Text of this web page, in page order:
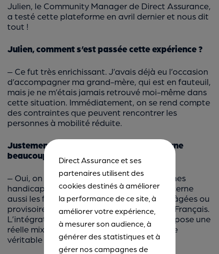
Julien, le Community Manager de Direct Assurance,
a testé cette plateforme en avril dernier et nous dit
tout !
Julien, comment s’est passée cette expérience ?
– Ce fut très enrichissant. J’avais déjà eu l’occasion
d’accompagner ma grand-mère, qui est en fauteuil,
mais je ne m’étais jamais retrouvé moi-même dans
cette situation. Immédiatement, on se rend compte
des contraintes que peuvent rencontrer les
personnes à mobilité réduite.
Justement, la mobilité réduite, ça concerne
beaucoup de monde…
– Oui, on pense naturellement aux personnes
handicapées. Mais la mobilité réduite concerne
aussi les femmes enceintes, les personnes âgées ou
provisoirement immobilisées… soit 1/3 des Français.
L’intégration de tous à la vie de la cité suppose une
réelle mixité sociale et par conséquent, une
véritable ouverture d’esprit à la différence.
Direct Assurance et ses
partenaires utilisent des
cookies destinés à améliorer
la performance de ce site, à
améliorer votre expérience,
à mesurer son audience, à
générer des statistiques et à
gérer nos campagnes de